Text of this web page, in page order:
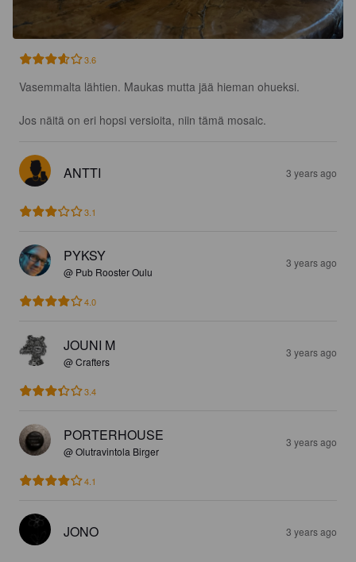
3.6
Vasemmalta lähtien. Maukas mutta jää hieman ohueksi.
Jos näitä on eri hopsi versioita, niin tämä mosaic.
ANTTI 3 years ago
3.1
PYKSY
@ Pub Rooster Oulu
3 years ago
4.0
JOUNI M
@ Crafters
3 years ago
3.4
PORTERHOUSE
@ Olutravintola Birger
3 years ago
4.1
JONO 3 years ago